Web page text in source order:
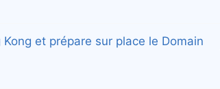
et prépare sur place le Domain